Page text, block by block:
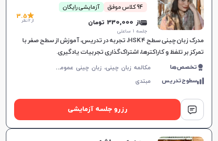
94 کلاس موفق آزمایشی رایگان
از 330,000 تومان
جلسه ۱ ساعتی
3.5
از 2 نظر
مدرک زبان چینی سطح HSK ۴، تجربه در تدریس، آموزش از سطح صفر با
تمرکز بر تلفظ و کاراکترها، اشتراک‌گذاری تجربیات یادگیری.
تخصص‌ها م
کالمه زبان چینی، زبان چینی عمومی، زبان چینی کودکان
سطوح‌تدریس مبتدی
رزرو جلسه آزمایشی